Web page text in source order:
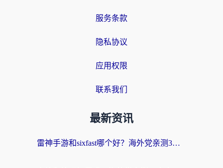
服务条款
隐私协议
应用权限
联系我们
最新资讯
雷神手游和sixfast哪个好？海外党亲测3款回国加速器，教你选对不踩坑